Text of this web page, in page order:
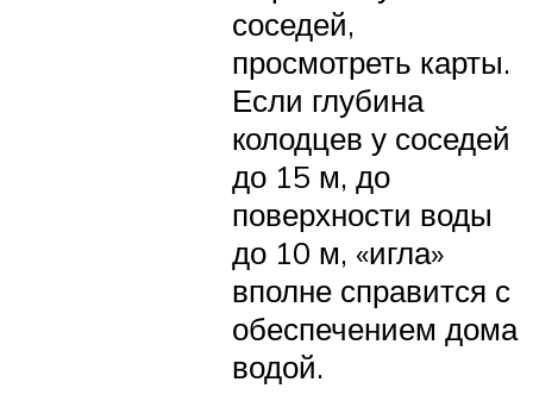
соседей,
просмотреть карты.
Если глубина
колодцев у соседей
до 15 м, до
поверхности воды
до 10 м, «игла»
вполне справится с
обеспечением дома
водой.